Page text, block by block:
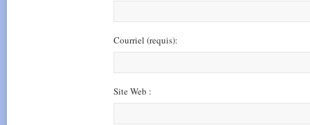
Courriel (requis):
Site Web :